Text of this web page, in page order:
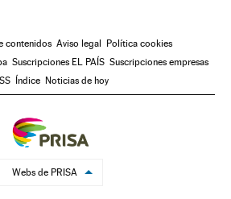
contenidos Aviso legal Política cookies
Suscripciones EL PAÍS Suscripciones empresas
Índice Noticias de hoy
Webs de PRISA